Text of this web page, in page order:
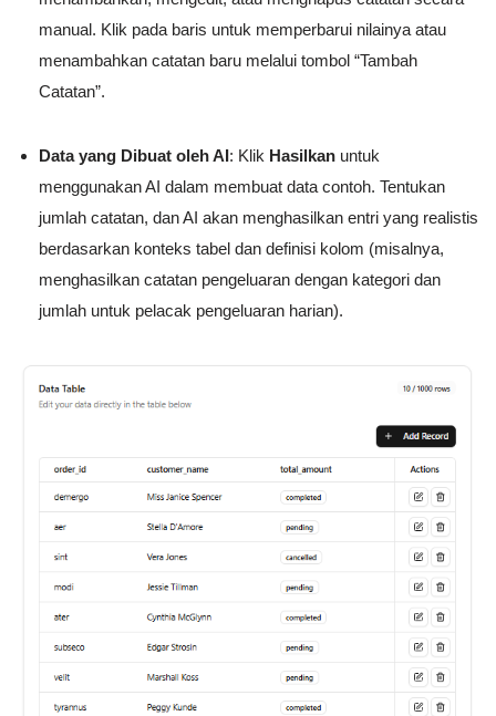
manual. Klik pada baris untuk memperbarui nilainya atau
menambahkan catatan baru melalui tombol “Tambah
Catatan”.
Data yang Dibuat oleh AI: Klik Hasilkan untuk
menggunakan AI dalam membuat data contoh. Tentukan
jumlah catatan, dan AI akan menghasilkan entri yang realistis
berdasarkan konteks tabel dan definisi kolom (misalnya,
menghasilkan catatan pengeluaran dengan kategori dan
jumlah untuk pelacak pengeluaran harian).